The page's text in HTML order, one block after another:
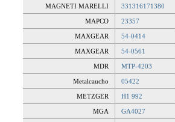
MAGNETI MARELLI 331316171380
MAPCO 23357
MAXGEAR 54-0414
MAXGEAR 54-0561
MDR MTP-4203
Metalcaucho 05422
METZGER H1 992
MGA GA4027